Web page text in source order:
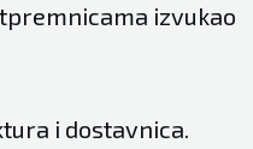
izvukao
i dostavnica.